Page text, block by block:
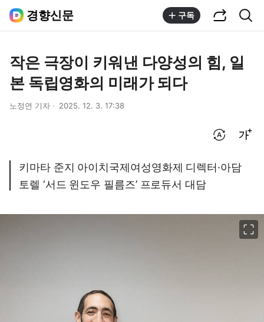
경향신문 구독
작은 극장이 키워낸 다양성의 힘, 일
본 독립영화의 미래가 되다
노정연 기자 2025. 12. 3. 17:38
키마타 준지 아이치국제여성영화제 디렉터·아담
토렐 ‘서드 윈도우 필름즈’ 프로듀서 대담